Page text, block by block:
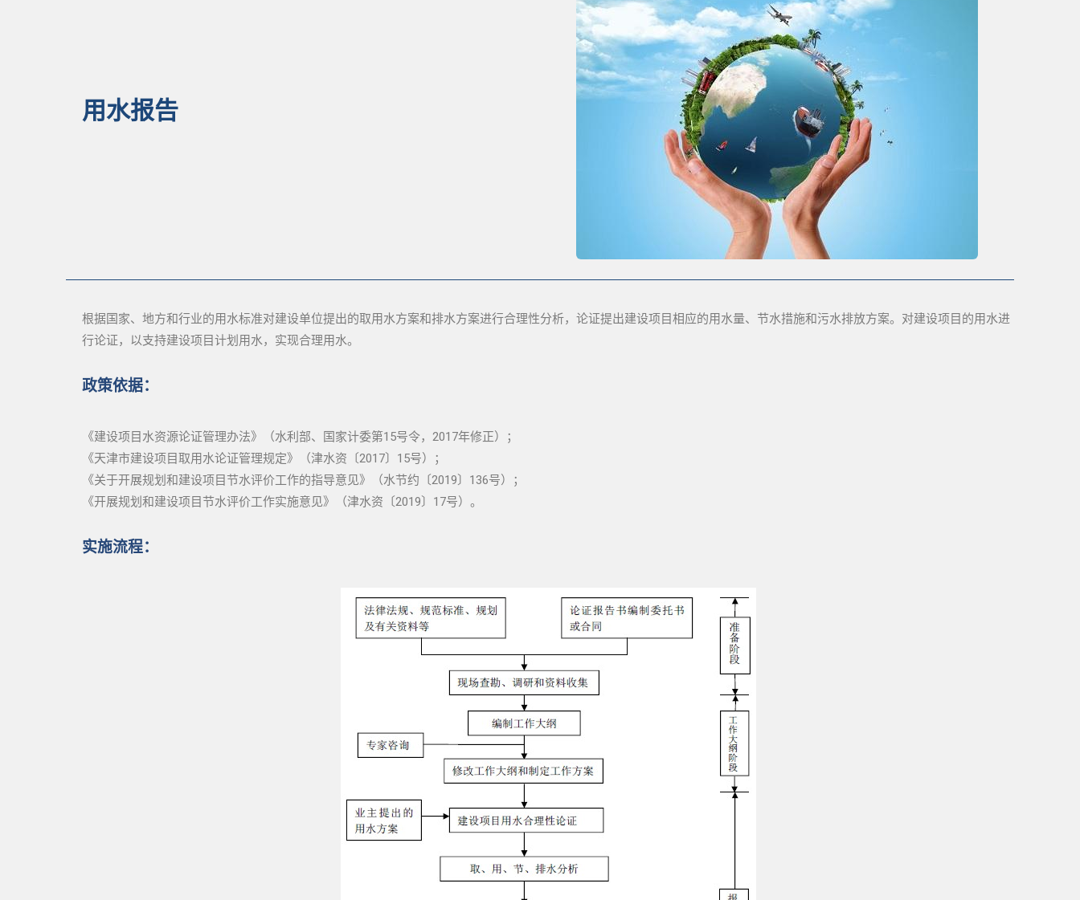
用水报告
根据国家、地方和行业的用水标准对建设单位提出的取用水方案和排水方案进行合理性分析，论证提出建设项目相应的用水量、节水措施和污水排放方案。对建设项目的用水进
行论证，以支持建设项目计划用水，实现合理用水。
政策依据：
《建设项目水资源论证管理办法》（水利部、国家计委第15号令，2017年修正）；
《天津市建设项目取用水论证管理规定》（津水资〔2017〕15号）；
《关于开展规划和建设项目节水评价工作的指导意见》（水节约〔2019〕136号）；
《开展规划和建设项目节水评价工作实施意见》（津水资〔2019〕17号）。
实施流程：